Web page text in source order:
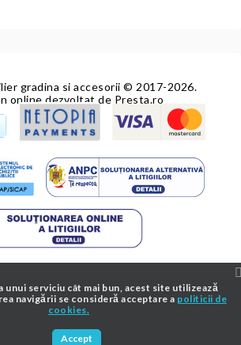
gradina si accesorii © 2017-2026.
online dezvoltat de Presta.ro
unui serviciu cât mai bun, acest site utilizează
navigării se consideră acceptare a politicii de
cookies.
Accept